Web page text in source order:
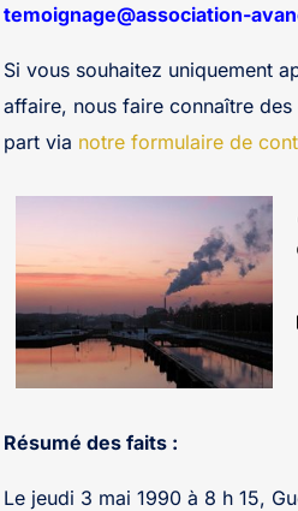
temoignage@association-
Si vous souhaitez uniquement
affaire, nous faire connaître
part via notre formulaire de
Résumé des faits :
Le jeudi 3 mai 1990 à 8 h 15,